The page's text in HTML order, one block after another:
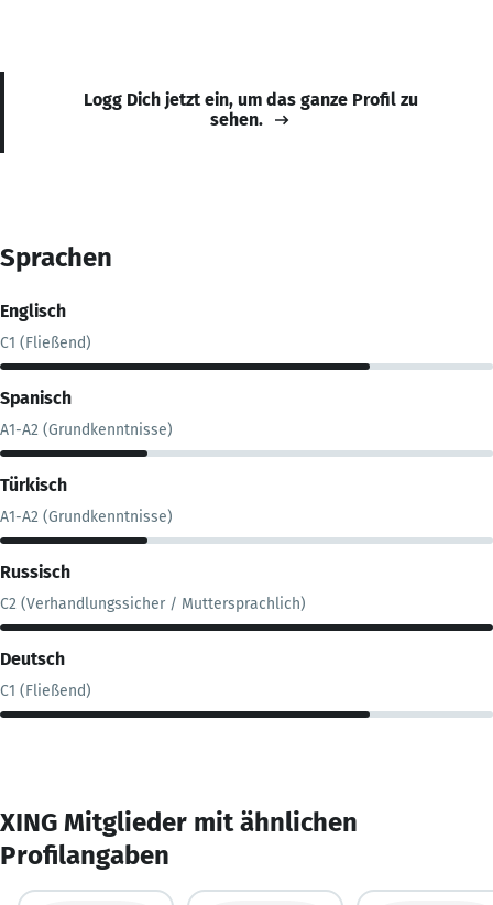
Logg Dich jetzt ein, um das ganze Profil zu
sehen.
Sprachen
Englisch
C1 (Fließend)
Spanisch
A1-A2 (Grundkenntnisse)
Türkisch
A1-A2 (Grundkenntnisse)
Russisch
C2 (Verhandlungssicher / Muttersprachlich)
Deutsch
C1 (Fließend)
XING Mitglieder mit ähnlichen
Profilangaben